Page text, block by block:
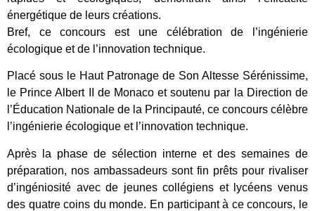
énergétique de leurs créations.
Bref, ce concours est une célébration de l’ingénierie
écologique et de l’innovation technique.
Placé sous le Haut Patronage de Son Altesse Sérénissime,
le Prince Albert II de Monaco et soutenu par la Direction de
l’Éducation Nationale de la Principauté, ce concours célèbre
l’ingénierie écologique et l’innovation technique.
Après la phase de sélection interne et des semaines de
préparation, nos ambassadeurs sont fin prêts pour rivaliser
d’ingéniosité avec de jeunes collégiens et lycéens venus
des quatre coins du monde. En participant à ce concours, le